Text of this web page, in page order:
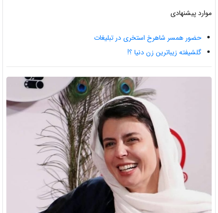
موارد پیشنهادی
حضور همسر شاهرخ استخری در تبلیغات
گلشیفته زیباترین زن دنیا ؟!